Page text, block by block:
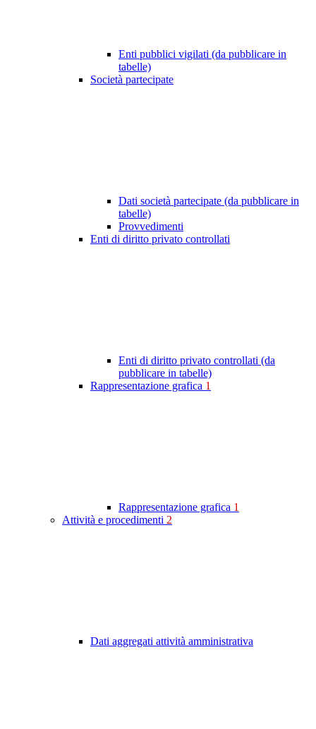
Enti pubblici vigilati (da pubblicare in
tabelle)
Società partecipate
Dati società partecipate (da pubblicare in
tabelle)
Provvedimenti
Enti di diritto privato controllati
Enti di diritto privato controllati (da
pubblicare in tabelle)
Rappresentazione grafica 1
Rappresentazione grafica 1
Attività e procedimenti 2
Dati aggregati attività amministrativa